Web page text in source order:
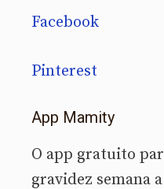
Facebook
Pinterest
App Mamity
O app gratuito
gravidez semana